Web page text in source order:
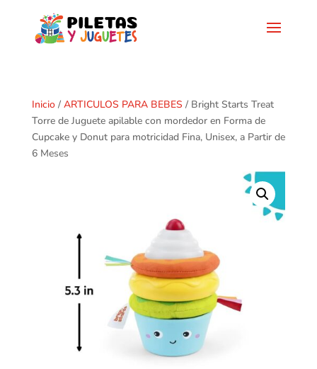
Inicio/ ARTICULOS PARA BEBES / Bright Starts Treat
Torre de Juguete apilable con mordedor en Forma de
Cupcake y Donut para motricidad Fina, Unisex, a Partir de
6 Meses